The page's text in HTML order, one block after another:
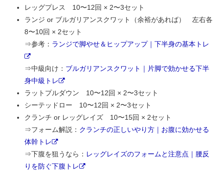
レッグプレス 10〜12回 × 2〜3セット
ランジ or ブルガリアンスクワット（余裕があれば） 左右各
8〜10回 × 2セット
⇒参考： ランジで脚やせ＆ヒップアップ｜下半身の基本トレ
⇒中級向け： ブルガリアンスクワット｜片脚で効かせる下半
身中級トレ
ラットプルダウン 10〜12回 × 2〜3セット
シーテッドロー 10〜12回 × 2〜3セット
クランチ or レッグレイズ 10〜15回 × 2セット
⇒フォーム解説： クランチの正しいやり方｜お腹に効かせる
体幹トレ
⇒下腹を狙うなら： レッグレイズのフォームと注意点｜腰反
りを防ぐ下腹トレ